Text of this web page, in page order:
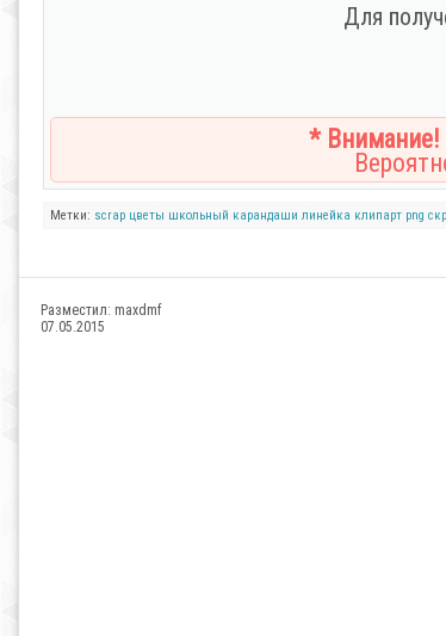
Для
* Внимание!
Метки: scrap цветы школьный карандаши линейка клипарт png
Разместил: maxdmf
07.05.2015